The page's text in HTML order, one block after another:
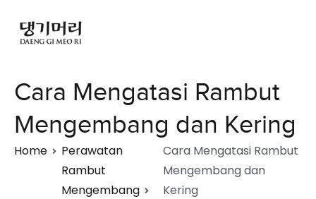
Cara Mengatasi Rambut
Mengembang dan Kering
Home
Perawatan
Rambut
Mengembang
Cara Mengatasi Rambut
Mengembang dan
Kering